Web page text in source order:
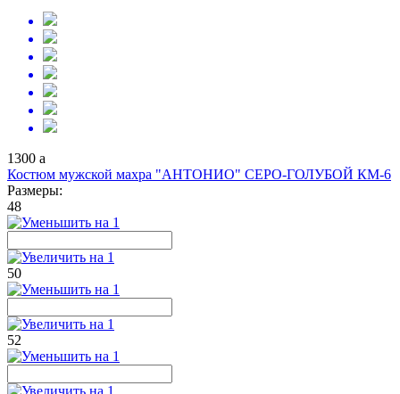
1300 a
Костюм мужской махра "АНТОНИО" СЕРО-ГОЛУБОЙ КМ-6
Размеры:
48
50
52